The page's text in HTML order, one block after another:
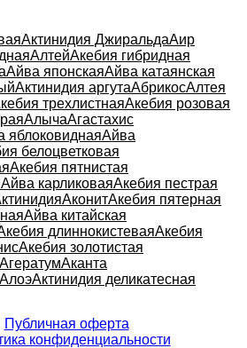
Актинидия ДжиральдаАир
АлтейАкебия гибридная
Айва японскаяАйва катаянская
Актинидия аргутаАбрикосАлтея
трехлистнаяАкебия розовая
АлычаАгастахис
яблоковиднаяАйва
белоцветковая
Акебия пятнистая
Айва карликоваяАкебия пестрая
АконитАкебия пятерная
Айва китайская
длиннокистеваяАкебия
Акебия золотистая
АгератумАканта
АлоэАктинидия деликатесная
Публичная оферта
конфиденциальности